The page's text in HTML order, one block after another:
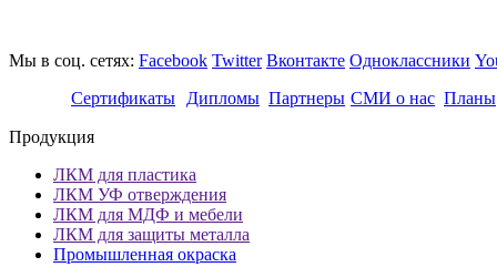
Мы в соц. сетях: Facebook Twitter Вконтакте Одноклассники
Сертификаты
Дипломы Партнеры СМИ о нас Планы
Продукция
ЛКМ для пластика
ЛКМ УФ отверждения
ЛКМ для МДФ и мебели
ЛКМ для защиты металла
Промышленная окраска